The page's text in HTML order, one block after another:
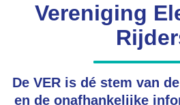
Vereniging
De VER is dé stem van
en de onafhankelijke